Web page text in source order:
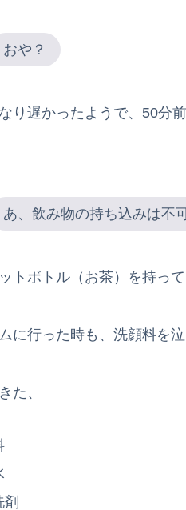
おや？
り遅かったようで、50分
あ、飲み物の持ち込みは不
トボトル（お茶）を持っ
に行った時も、洗顔料を
た、